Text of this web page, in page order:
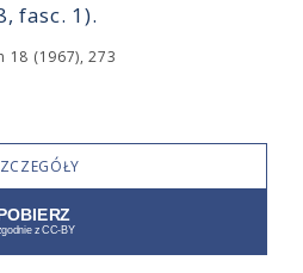
fasc. 1).
18 (1967), 273